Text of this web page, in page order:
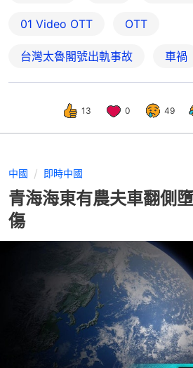
01‌ ‌Video‌ ‌OTT OTT
台灣太魯閣號出軌事故 車禍
13 0 49
中國 即時中國
青海海東有農夫車翻側
傷